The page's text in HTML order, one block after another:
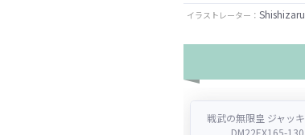
イラストレーター： Shishizaru
DM22EX165-130